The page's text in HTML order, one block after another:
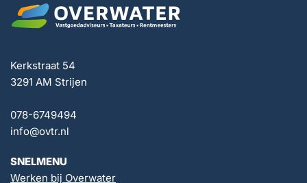
Kerkstraat 54
3291 AM Strijen
078-6749494
info@ovtr.nl
SNELMENU
Werken bij Overwater